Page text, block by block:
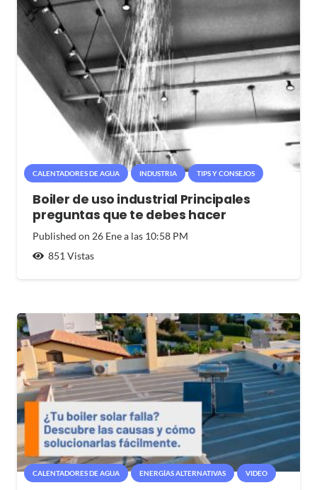
CALENTADORES DE AGUA INDUSTRIA TIPS Y CONSEJOS
Boiler de uso industrial Principales
preguntas que te debes hacer
Published on 26 Ene a las 10:58 PM
851 Vistas
CALENTADORES DE AGUA ENERGÍAS ALTERNATIVAS VIDEO